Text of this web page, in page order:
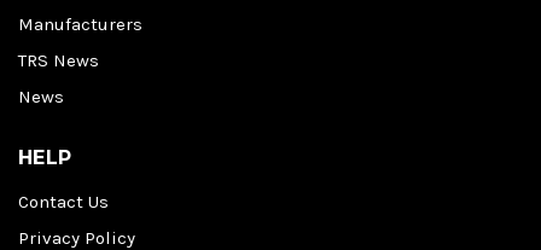
Manufacturers
TRS News
News
HELP
Contact Us
Privacy Policy